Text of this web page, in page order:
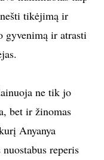
tikėjimą ir
gyvenimą ir atrasti
ne tik jo
bet ir žinomas
Anyanya
reperis